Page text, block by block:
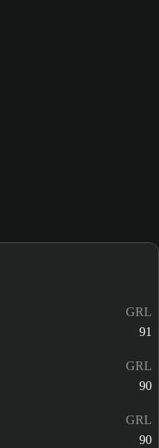
GRL
91
GRL
90
GRL
90